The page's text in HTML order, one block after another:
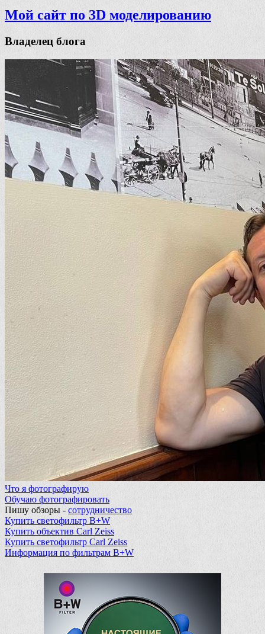
Мой сайт по 3D моделированию
Владелец блога
Что я фотографирую
Обучаю фотографировать
Пишу обзоры - сотрудничество
Купить светофильтр B+W
Купить объектив Carl Zeiss
Купить светофильтр Carl Zeiss
Информация по фильтрам B+W